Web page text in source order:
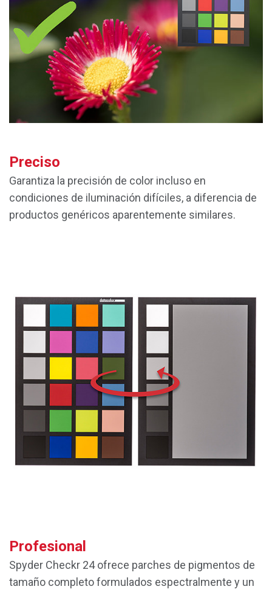
Preciso
Garantiza la precisión de color incluso en
condiciones de iluminación difíciles, a diferencia de
productos genéricos aparentemente similares.
Profesional
Spyder Checkr 24 ofrece parches de pigmentos de
tamaño completo formulados espectralmente y un